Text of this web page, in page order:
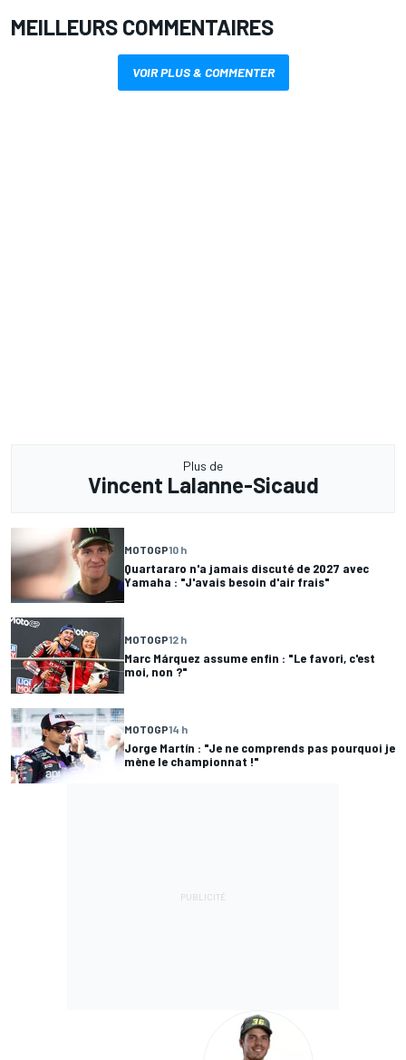
MEILLEURS COMMENTAIRES
VOIR PLUS & COMMENTER
Plus de
Vincent Lalanne-Sicaud
MOTOGP10 h
Quartararo n'a jamais discuté de 2027 avec
Yamaha : "J'avais besoin d'air frais"
MOTOGP12 h
Marc Márquez assume enfin : "Le favori, c'est
moi, non ?"
MOTOGP14 h
Jorge Martín : "Je ne comprends pas pourquoi je
mène le championnat !"